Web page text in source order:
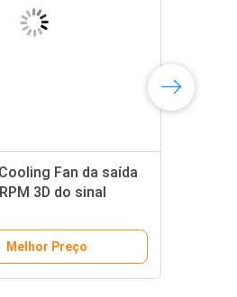
Fan da saída
3D do sinal
Melhor Preço